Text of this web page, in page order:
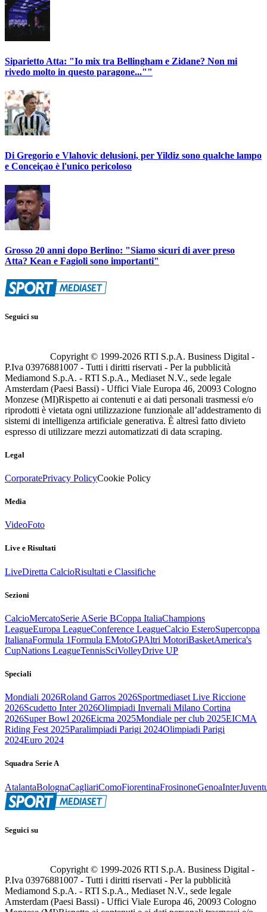
Siparietto Atta: "Io mix tra Bellingham e Zidane? Non mi
rivedo molto in questo paragone...""
Di Gregorio e Vlahovic delusioni, per Yildiz sono qualche lampo
e Conceiçao è l'unico pericoloso
Grosso 20 anni dopo Berlino: "Siamo sicuri di aver preso
Atta? Kean e Fagioli sono importanti"
Seguici su
Copyright © 1999-2026 RTI S.p.A. Business Digital -
P.Iva 03976881007 - Tutti i diritti riservati - Per la pubblicità
Mediamond S.p.A. - RTI S.p.A., Mediaset N.V., sede legale
Amsterdam (Paesi Bassi) - Uffici Viale Europa 46, 20093 Cologno
Monzese (MI)Rispetto ai contenuti e ai dati personali trasmessi e/o
riprodotti è vietata ogni utilizzazione funzionale all’addestramento di
sistemi di intelligenza artificiale generativa. È altresì fatto divieto
espresso di utilizzare mezzi automatizzati di data scraping.
Legal
CorporatePrivacy PolicyCookie Policy
Media
VideoFoto
Live e Risultati
LiveDiretta CalcioRisultati e Classifiche
Sezioni
CalcioMercatoSerie ASerie BCoppa ItaliaChampions
LeagueEuropa LeagueConference LeagueCalcio EsteroSupercoppa
ItalianaFormula 1Formula EMotoGPAltri MotoriBasketAmerica's
CupNations LeagueTennisSciVolleyDrive UP
Speciali
Mondiali 2026Roland Garros 2026Sportmediaset Live Riccione
2026Scudetto Inter 2026Olimpiadi Invernali Milano Cortina
2026Super Bowl 2026Eicma 2025Mondiale per club 2025EICMA
Riding Fest 2025Paralimpiadi Parigi 2024Olimpiadi Parigi
2024Euro 2024
Squadra Serie A
AtalantaBolognaCagliariComoFiorentinaFrosinoneGenoaInter
Seguici su
Copyright © 1999-2026 RTI S.p.A. Business Digital -
P.Iva 03976881007 - Tutti i diritti riservati - Per la pubblicità
Mediamond S.p.A. - RTI S.p.A., Mediaset N.V., sede legale
Amsterdam (Paesi Bassi) - Uffici Viale Europa 46, 20093 Cologno